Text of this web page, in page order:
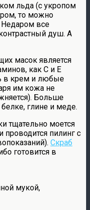
льда (с укропом
то можно
Недаром все
душ. А
масок является
как C и E
в крем и любые
им кожа не
Больше
глине и меде.
тщательно моется
проводится пилинг с
Скраб
готовится в
мукой,